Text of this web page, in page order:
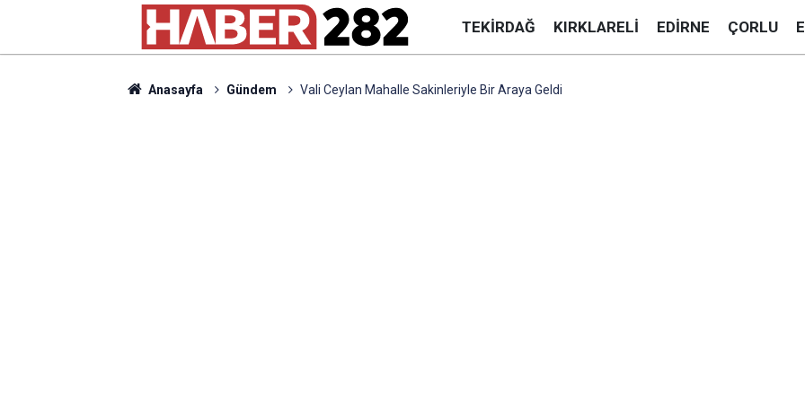
TEKIRDAĞ KIRKLARELI EDIRNE ÇORLU
Anasayfa Gündem Vali Ceylan Mahalle Sakinleriyle Bir Araya Geldi